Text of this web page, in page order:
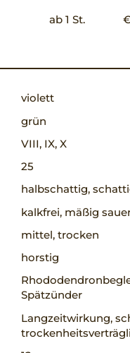
ab 1 St. €
violett
grün
VIII, IX, X
25
halbschattig,
kalkfrei, mäßig
mittel, trocken
horstig
Spätzünder
Langzeitwirkung,